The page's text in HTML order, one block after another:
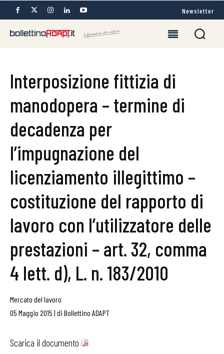
Newsletter
Interposizione fittizia di
manodopera – termine di
decadenza per
l’impugnazione del
licenziamento illegittimo –
costituzione del rapporto di
lavoro con l’utilizzatore delle
prestazioni – art. 32, comma
4 lett. d), L. n. 183/2010
Mercato del lavoro
05 Maggio 2015 | di Bollettino ADAPT
Scarica il documento